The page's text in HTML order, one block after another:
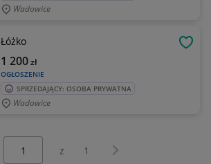
Wadowice
Łóżko
OGŁOSZENIE
1 200zł
SPRZEDAJĄCY: OSOBA PRYWATNA
Wadowice
z 1 Następna strona